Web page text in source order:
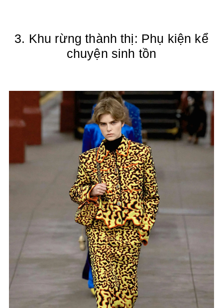
3. Khu rừng thành thị: Phụ kiện kể
chuyện sinh tồn